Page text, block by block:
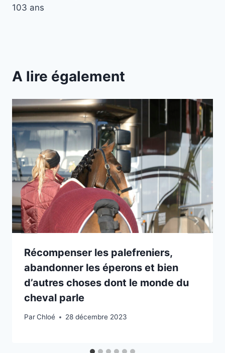
103 ans
A lire également
Récompenser les palefreniers,
abandonner les éperons et bien
d’autres choses dont le monde du
cheval parle
ParChloé 28 décembre 2023